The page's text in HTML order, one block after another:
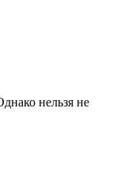
нельзя не